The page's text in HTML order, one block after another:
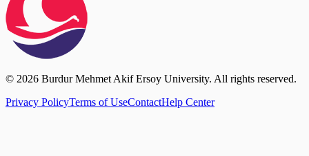
© 2026 Burdur Mehmet Akif Ersoy University. All rights reserved.
Privacy PolicyTerms of UseContactHelp Center